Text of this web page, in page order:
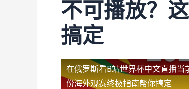
不可播放？
搞定
在俄罗斯看B站世界杯中文直播当
份海外观赛终极指南帮你搞定